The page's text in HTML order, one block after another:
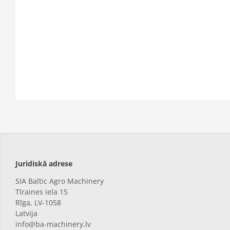
Juridiskā adrese
SIA Baltic Agro Machinery
Tīraines iela 15
Rīga, LV-1058
Latvija
info@ba-machinery.lv